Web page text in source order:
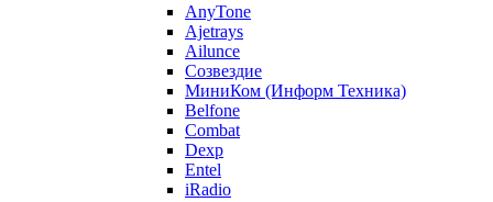
AnyTone
Ajetrays
Ailunce
Созвездие
МиниКом (Информ Техника)
Belfone
Combat
Dexp
Entel
iRadio